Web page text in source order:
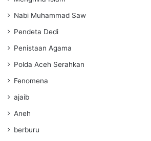
Nabi Muhammad Saw
Pendeta Dedi
Penistaan Agama
Polda Aceh Serahkan
Fenomena
ajaib
Aneh
berburu